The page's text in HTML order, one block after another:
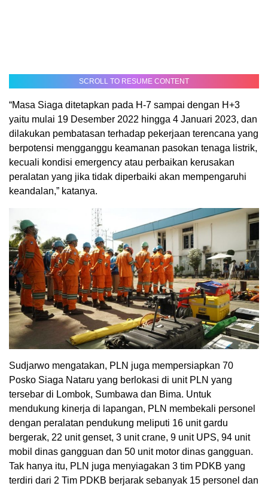
SCROLL TO RESUME CONTENT
“Masa Siaga ditetapkan pada H-7 sampai dengan H+3
yaitu mulai 19 Desember 2022 hingga 4 Januari 2023, dan
dilakukan pembatasan terhadap pekerjaan terencana yang
berpotensi mengganggu keamanan pasokan tenaga listrik,
kecuali kondisi emergency atau perbaikan kerusakan
peralatan yang jika tidak diperbaiki akan mempengaruhi
keandalan,” katanya.
Sudjarwo mengatakan, PLN juga mempersiapkan 70
Posko Siaga Nataru yang berlokasi di unit PLN yang
tersebar di Lombok, Sumbawa dan Bima. Untuk
mendukung kinerja di lapangan, PLN membekali personel
dengan peralatan pendukung meliputi 16 unit gardu
bergerak, 22 unit genset, 3 unit crane, 9 unit UPS, 94 unit
mobil dinas gangguan dan 50 unit motor dinas gangguan.
Tak hanya itu, PLN juga menyiagakan 3 tim PDKB yang
terdiri dari 2 Tim PDKB berjarak sebanyak 15 personel dan